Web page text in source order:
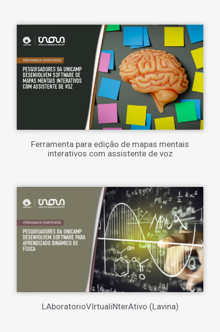
Ferramenta para edição de mapas mentais
interativos com assistente de voz
LAboratorioVIrtualiNterAtivo (Lavina)